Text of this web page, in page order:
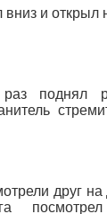
и открыл
поднял
друг на